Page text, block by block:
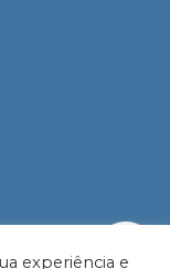
experiência e